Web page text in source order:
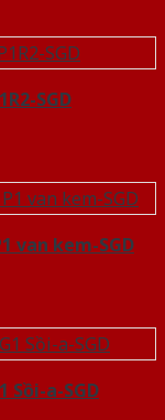
SGD
van kem-SGD
Sồi-a-SGD